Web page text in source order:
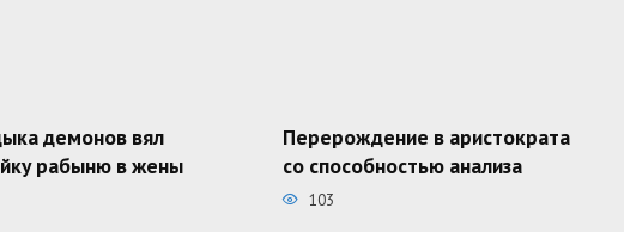
демонов вял
рабыню в жены
Перерождение в аристократа
со способностью анализа
103